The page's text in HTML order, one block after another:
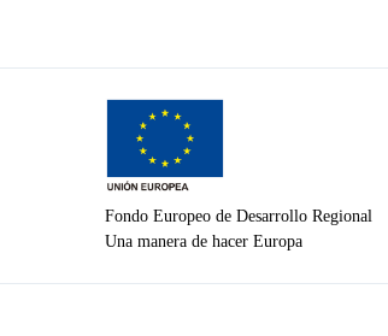
Fondo Europeo de Desarrollo Regional
Una manera de hacer Europa